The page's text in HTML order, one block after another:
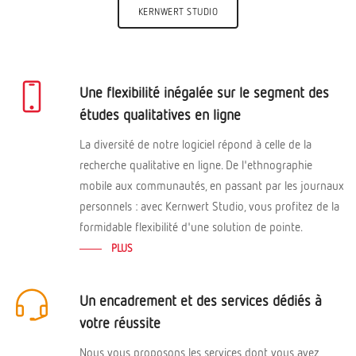
KERNWERT STUDIO
Une flexibilité inégalée sur le segment des
études qualitatives en ligne
La diversité de notre logiciel répond à celle de la
recherche qualitative en ligne. De l'ethnographie
mobile aux communautés, en passant par les journaux
personnels : avec Kernwert Studio, vous profitez de la
formidable flexibilité d'une solution de pointe.
PLUS
Un encadrement et des services dédiés à
votre réussite
Nous vous proposons les services dont vous avez